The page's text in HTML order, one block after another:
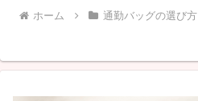
ホーム 通勤バッグの選び方